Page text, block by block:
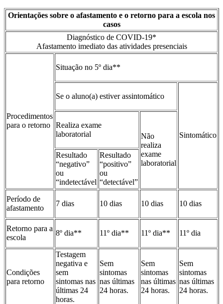
Orientações sobre o afastamento e o retorno para a escola nos
casos
Diagnóstico de COVID‐19*
Afastamento imediato das atividades presenciais
Procedimentos
para o retorno
Situação no 5º dia**
Se o aluno(a) estiver assintomático
Sintomático
Realiza exame
laboratorial
Não
realiza
exame
laboratorial
Resultado
“negativo”
ou
“indetectável
Resultado
“positivo”
ou
“detectável”
Período de
afastamento
7 dias 10 dias 10 dias 10 dias
Retorno para a
escola
8º dia** 11º dia** 11º dia** 11º dia
Condições
para retorno
Testagem
negativa e
sem
sintomas nas
últimas 24
horas.
Sem
sintomas
nas últimas
24 horas.
Sem
sintomas
nas últimas
24 horas.
Sem
sintomas
nas últimas
24 horas.